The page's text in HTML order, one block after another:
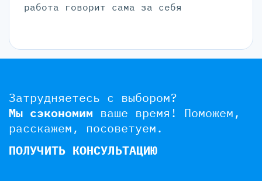
работа говорит сама за себя
Затрудняетесь с выбором?
Мы сэкономим ваше время! Поможем,
расскажем, посоветуем.
ПОЛУЧИТЬ КОНСУЛЬТАЦИЮ